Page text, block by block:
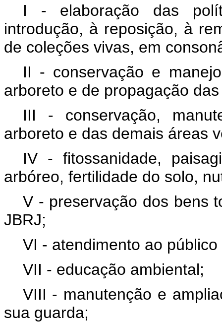
I - elaboração das
introdução, à reposição, à
de coleções vivas, em
II - conservação e
arboreto e de propagação
III - conservação,
arboreto e das demais áreas
IV - fitossanidade,
arbóreo, fertilidade do solo,
V - preservação dos bens
JBRJ;
VI - atendimento ao
VII - educação ambiental;
VIII - manutenção e
sua guarda;